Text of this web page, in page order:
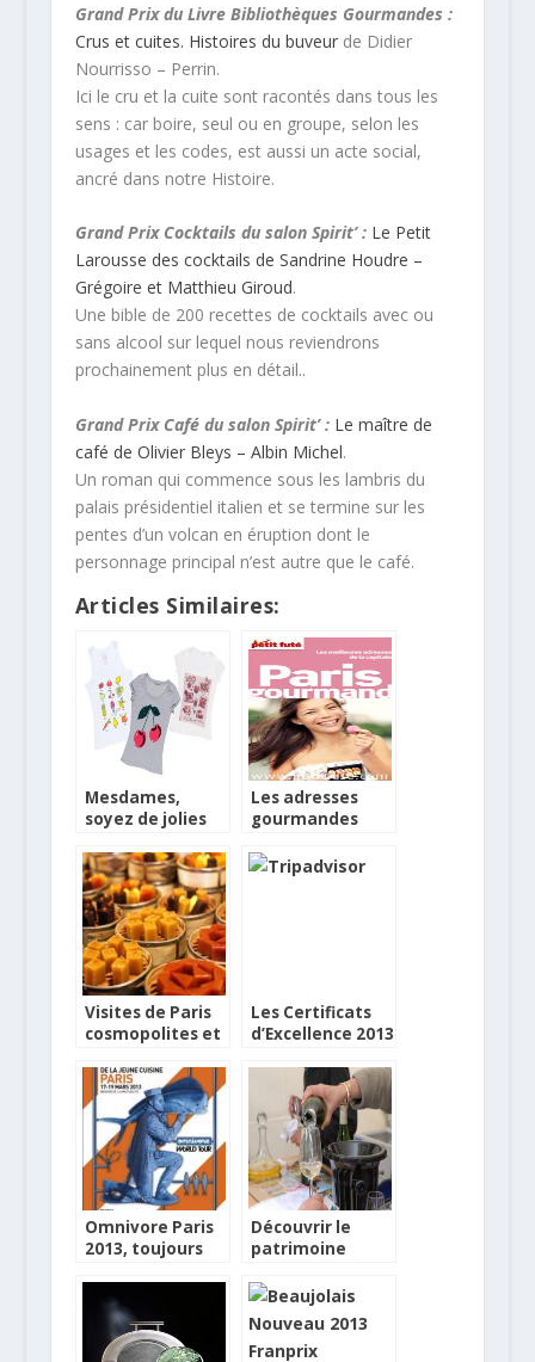
Grand Prix du Livre Bibliothèques Gourmandes :
Crus et cuites. Histoires du buveurde Didier
Nourrisso – Perrin.
Ici le cru et la cuite sont racontés dans tous les
sens : car boire, seul ou en groupe, selon les
usages et les codes, est aussi un acte social,
ancré dans notre Histoire.
Grand Prix Cocktails du salon Spirit’ : Le Petit
Larousse des cocktails de Sandrine Houdre –
Grégoire et Matthieu Giroud.
Une bible de 200 recettes de cocktails avec ou
sans alcool sur lequel nous reviendrons
prochainement plus en détail..
Grand Prix Café du salon Spirit’ : Le maître de
café de Olivier Bleys – Albin Michel.
Un roman qui commence sous les lambris du
palais présidentiel italien et se termine sur les
pentes d’un volcan en éruption dont le
personnage principal n’est autre que le café.
Articles Similaires:
Mesdames,
soyez de jolies
Les adresses
gourmandes
parisien
Visites de Paris
cosmopolites et
Les Certificats
d’Excellence 2013
Omnivore Paris
2013, toujours
Découvrir le
patrimoine
à Vitiloire 2013